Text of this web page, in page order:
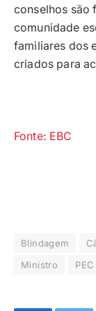
conselhos são
comunidade
familiares dos
criados para
Fonte: EBC
Blindagem
Ministro
PEC